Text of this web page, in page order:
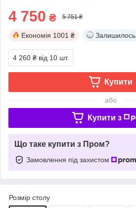
4 750 ₴ 5 751 ₴
Економія 1001 ₴ Залишилось
4 260 ₴ від 10 шт.
Купити
або
Купити з
Що таке купити з Пром?
Замовлення під захистом
Розмір столу